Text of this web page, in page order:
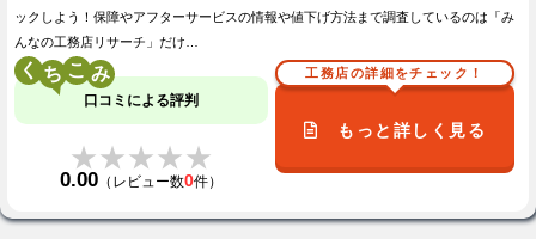
ックしよう！保障やアフターサービスの情報や値下げ方法まで調査しているのは「み
んなの工務店リサーチ」だけ…
く こ
口コミによる評判
★★★★★
★★★★★
0.00 （レビュー数0件）
工務店の詳細をチェック！
もっと詳しく見る